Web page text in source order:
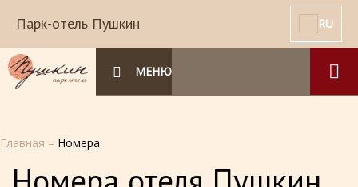
Парк-отель Пушкин RU
МЕНЮ
Главная – Номера